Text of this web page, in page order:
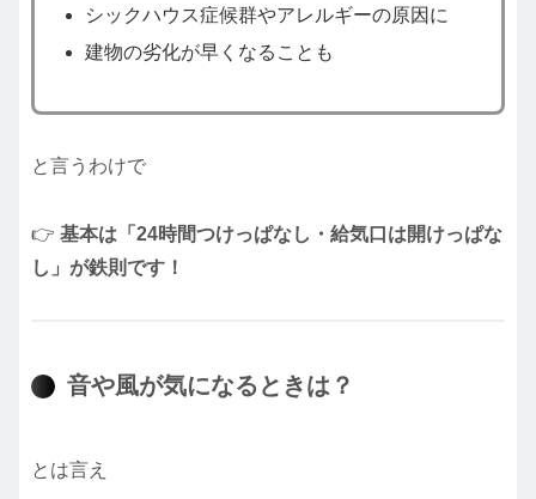
シックハウス症候群やアレルギーの原因に
建物の劣化が早くなることも
と言うわけで
👉 基本は「24時間つけっぱなし・給気口は開けっぱな
し」が鉄則です！
音や風が気になるときは？
とは言え